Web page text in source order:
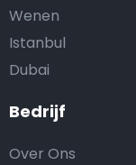
Bedrijf
Over Ons
Wenen
Istanbul
Dubai